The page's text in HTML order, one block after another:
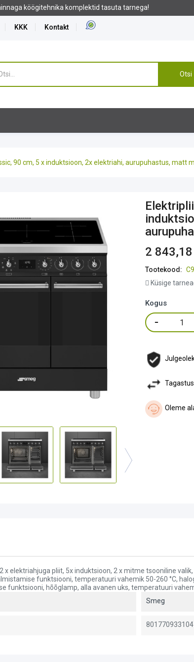
KKK
Kontakt
Otsi
90 cm, 5 x induktsioon, 2x elektriahi, aurupuhastus, matt
2
Tootekood:
Küsige
Kogus
Oleme
x elektriahjuga pliit, 5x induktsioon, 2 x mitme tsooniline
funktsiooni, temperatuuri vahemik 50-260 °C,
funktsiooni, hõõglamp, alla avanen uks, temperatuuri
Smeg